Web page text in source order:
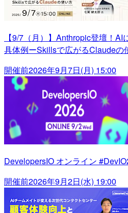
【9/7（月）】Anthropic登壇！
具体例ーSkillsで広がるClaudeの
開催前2026年9月7日(月) 15:00
DevelopersIO オンライン
開催前2026年9月2日(水) 19:00